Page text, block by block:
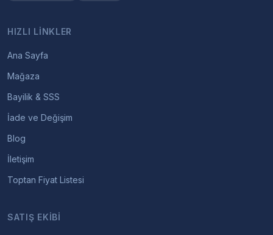
HIZLI LINKLER
Ana Sayfa
Mağaza
Bayilik & SSS
İade ve Değişim
Blog
İletişim
Toptan Fiyat Listesi
SATIŞ EKIBI